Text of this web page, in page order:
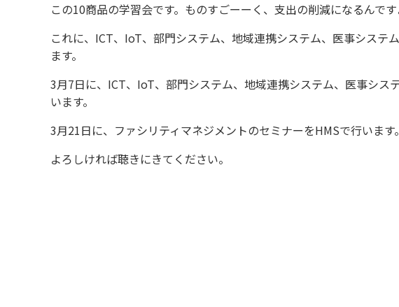
この10商品の学習会です。ものすごーーく、支出の削減になるんで
これに、ICT、IoT、部門システム、地域連携システム、医事システ
ます。
3月7日に、ICT、IoT、部門システム、地域連携システム、医事シス
います。
3月21日に、ファシリティマネジメントのセミナーをHMSで行います。
よろしければ聴きにきてください。